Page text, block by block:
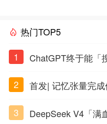
热门TOP5
1
ChatGPT终于能「
2
首发| 记忆张量完
3
DeepSeek V4「满